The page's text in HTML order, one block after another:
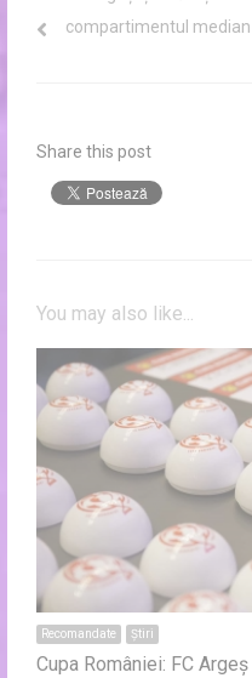
post:
compartimentul median
Share this post
You may also like...
Recomandate Ştiri
Cupa României: FC